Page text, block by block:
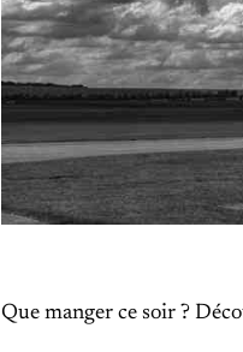
Que manger ce soir ?